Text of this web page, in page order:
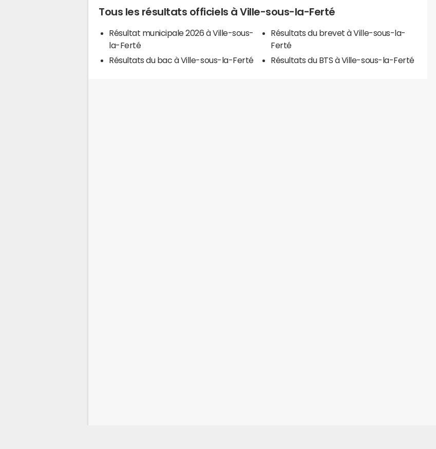
Tous les résultats officiels à Ville-sous-la-Ferté
Résultat municipale 2026 à Ville-sous-
la-Ferté
Résultats du bac à Ville-sous-la-Ferté
Résultats du brevet à Ville-sous-la-
Ferté
Résultats du BTS à Ville-sous-la-Ferté